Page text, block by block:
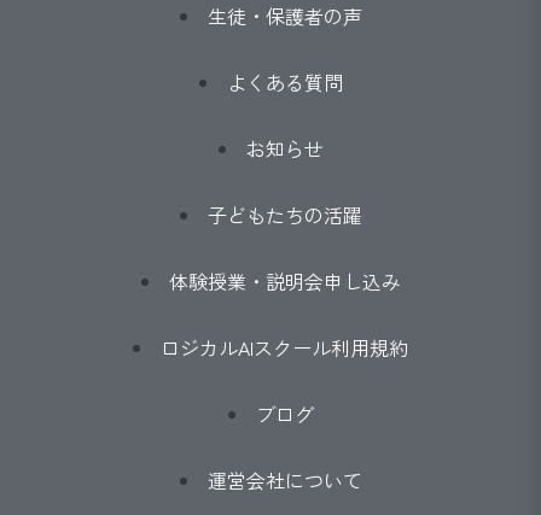
生徒・保護者の声
よくある質問
お知らせ
子どもたちの活躍
体験授業・説明会申し込み
ロジカルAIスクール利用規約
ブログ
運営会社について